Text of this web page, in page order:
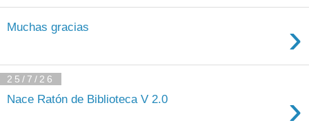
Muchas gracias ›
25/7/26
Nace Ratón de Biblioteca V 2.0 ›